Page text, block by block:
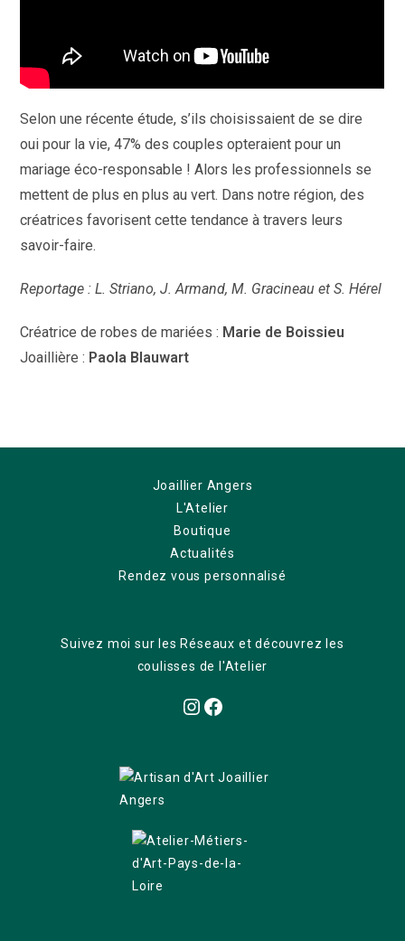
Selon une récente étude, s’ils choisissaient de se dire
oui pour la vie, 47% des couples opteraient pour un
mariage éco-responsable ! Alors les professionnels se
mettent de plus en plus au vert. Dans notre région, des
créatrices favorisent cette tendance à travers leurs
savoir-faire.
Reportage : L. Striano, J. Armand, M. Gracineau et S. Hérel
Créatrice de robes de mariées : Marie de Boissieu
Joaillière : Paola Blauwart
Joaillier Angers
L'Atelier
Boutique
Actualités
Rendez vous personnalisé
Suivez moi sur les Réseaux et découvrez les
coulisses de l'Atelier
Instagram
Facebook